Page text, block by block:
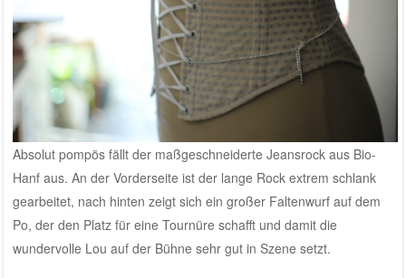
Absolut pompös fällt der maßgeschneiderte Jeansrock aus Bio-
Hanf aus. An der Vorderseite ist der lange Rock extrem schlank
gearbeitet, nach hinten zeigt sich ein großer Faltenwurf auf dem
Po, der den Platz für eine Tournüre schafft und damit die
wundervolle Lou auf der Bühne sehr gut in Szene setzt.